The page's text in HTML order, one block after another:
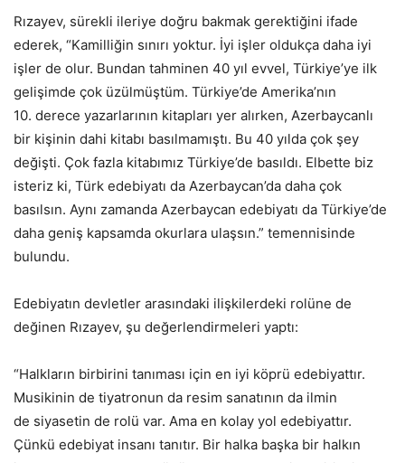
Rızayev, sürekli ileriye doğru bakmak gerektiğini ifade
ederek, “Kamilliğin sınırı yoktur. İyi işler oldukça daha iyi
işler de olur. Bundan tahminen 40 yıl evvel, Türkiye’ye ilk
gelişimde çok üzülmüştüm. Türkiye’de Amerika’nın
10. derece yazarlarının kitapları yer alırken, Azerbaycanlı
bir kişinin dahi kitabı basılmamıştı. Bu 40 yılda çok şey
değişti. Çok fazla kitabımız Türkiye’de basıldı. Elbette biz
isteriz ki, Türk edebiyatı da Azerbaycan’da daha çok
basılsın. Aynı zamanda Azerbaycan edebiyatı da Türkiye’de
daha geniş kapsamda okurlara ulaşsın.” temennisinde
bulundu.
Edebiyatın devletler arasındaki ilişkilerdeki rolüne de
değinen Rızayev, şu değerlendirmeleri yaptı:
“Halkların birbirini tanıması için en iyi köprü edebiyattır.
Musikinin de tiyatronun da resim sanatının da ilmin
de siyasetin de rolü var. Ama en kolay yol edebiyattır.
Çünkü edebiyat insanı tanıtır. Bir halka başka bir halkın